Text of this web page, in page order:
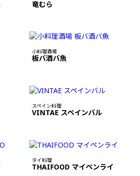
竜むら
小料理酒場
板バ酒バ魚
スペイン料理
VINTAE スペインバル
タイ料理
THAIFOOD マイペンライ